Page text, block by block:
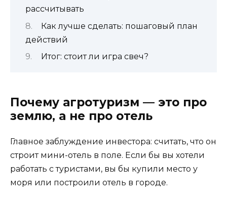
рассчитывать
Как лучше сделать: пошаговый план
действий
Итог: стоит ли игра свеч?
Почему агротуризм — это про
землю, а не про отель
Главное заблуждение инвестора: считать, что он
строит мини-отель в поле. Если бы вы хотели
работать с туристами, вы бы купили место у
моря или построили отель в городе.